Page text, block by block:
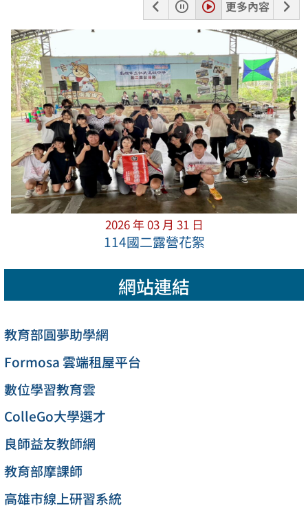
張
暫
停
播
放
更多內容
下
一
張
2026 年 03 月 31 日
114國二露營花絮
網站連結
教育部圓夢助學網
Formosa 雲端租屋平台
數位學習教育雲
ColleGo大學選才
良師益友教師網
教育部摩課師
高雄市線上研習系統